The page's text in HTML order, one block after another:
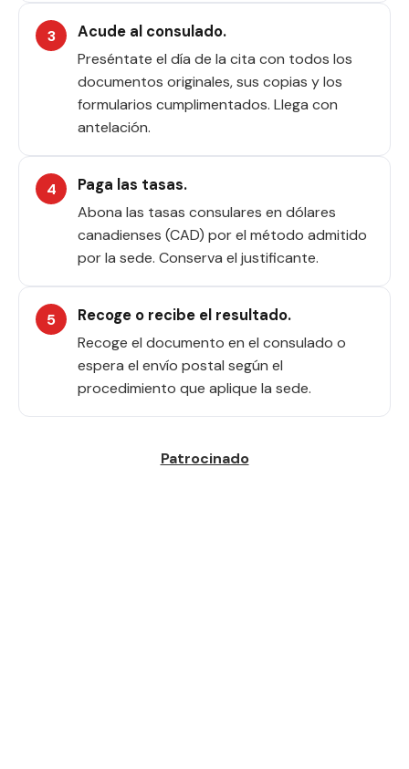
Acude al consulado.
Preséntate el día de la cita con todos los
documentos originales, sus copias y los
formularios cumplimentados. Llega con
antelación.
Paga las tasas.
Abona las tasas consulares en dólares
canadienses (CAD) por el método admitido
por la sede. Conserva el justificante.
Recoge o recibe el resultado.
Recoge el documento en el consulado o
espera el envío postal según el
procedimiento que aplique la sede.